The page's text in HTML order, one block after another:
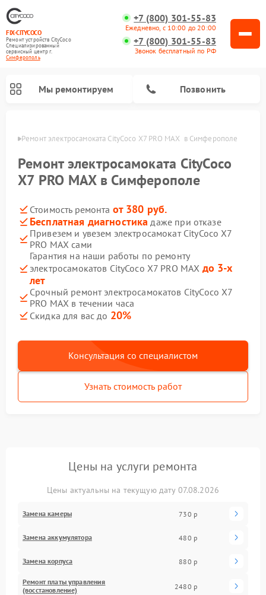
FIX-CITYCOCO
Ремонт устройств CityCoco
Специализированный
cервисный центр г.
Симферополь
+7 (800) 301-55-83
Ежедневно, с 10:00 до 20:00
+7 (800) 301-55-83
Звонок бесплатный по РФ
Мы ремонтируем Позвонить
Ремонт электросамоката CityCoco X7 PRO MAX  в Симферополе
Ремонт электросамоката CityCoco
X7 PRO MAX в Симферополе
Стоимость ремонта от 380 руб.
Бесплатная диагностика даже при отказе
Привезем и увезем электросамокат CityCoco X7
PRO MAX сами
Гарантия на наши работы по ремонту
электросамокатов CityCoco X7 PRO MAX до 3-х
лет
Срочный ремонт электросамокатов CityCoco X7
PRO MAX в течении часа
Скидка для вас до 20%
Консультация со специалистом
Узнать стоимость работ
Цены на услуги ремонта
Цены актуальны на текущую дату 07.08.2026
Замена камеры 730 р
Замена аккумулятора 480 р
Замена корпуса 880 р
Ремонт платы управления
(восстановление)
2480 р